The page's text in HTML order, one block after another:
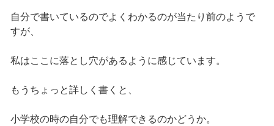
自分で書いているのでよくわかるのが当たり前のようで
すが、
私はここに落とし穴があるように感じています。
もうちょっと詳しく書くと、
小学校の時の自分でも理解できるのかどうか。